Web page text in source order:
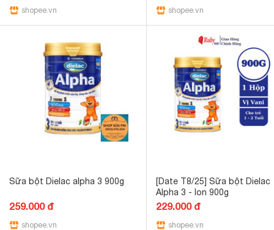
shopee.vn
Tuổi 850G/Lon
shopee.vn
Sữa bột Dielac alpha 3 900g
259.000 đ
shopee.vn
[Date T8/25] Sữa bột Dielac
Alpha 3 - lon 900g
229.000 đ
shopee.vn